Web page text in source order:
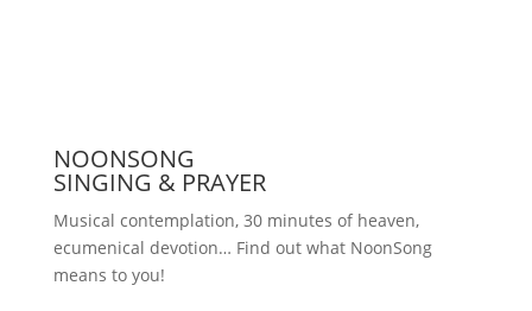
NOONSONG
SINGING & PRAYER
Musical contemplation, 30 minutes of heaven,
ecumenical devotion… Find out what NoonSong
means to you!